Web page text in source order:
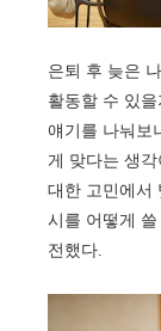
은퇴 후 늦은
활동할 수 있
얘기를 나눠보
게 맞다는 생
대한 고민에서
시를 어떻게
전했다.